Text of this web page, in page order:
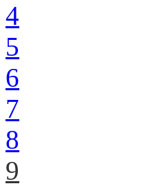
4
5
6
7
8
9